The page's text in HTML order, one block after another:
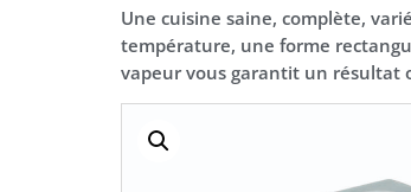
Une cuisine saine, complète,
température, une forme
vapeur vous garantit un résultat